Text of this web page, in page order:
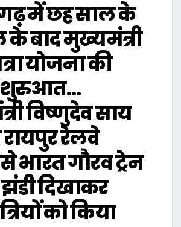
में छह साल के
के बाद मुख्यमंत्री
योजना की
शुरुआत…
विष्णुदेव साय
रेलवे
भारत गौरव ट्रेन
झंडी दिखाकर
को किया